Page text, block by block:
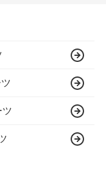
ツ